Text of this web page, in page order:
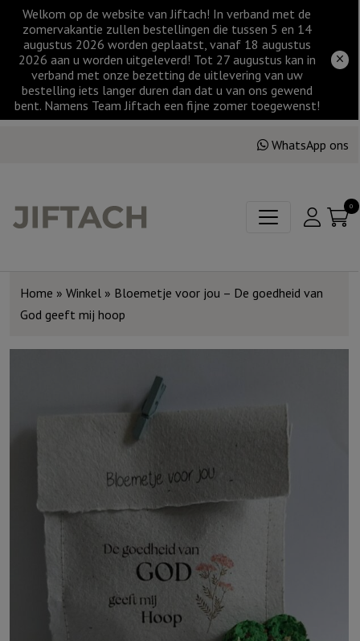
Welkom op de website van Jiftach! In verband met de
zomervakantie zullen bestellingen die tussen 5 en 14
augustus 2026 worden geplaatst, vanaf 18 augustus
2026 aan u worden uitgeleverd! Tot 27 augustus kan in
verband met onze bezetting de uitlevering van uw
bestelling iets langer duren dan dat u van ons gewend
bent. Namens Team Jiftach een fijne zomer toegewenst!
WhatsApp ons
0
Home » Winkel » Bloemetje voor jou – De goedheid van
God geeft mij hoop